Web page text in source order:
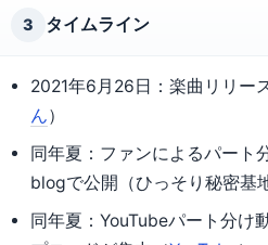
3 タイムライン
2021年6月26日：楽曲リリー
ん）
同年夏：ファンによるパート
blogで公開（ひっそり秘密基
同年夏：YouTubeパート分け